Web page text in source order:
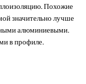
Похожие
значительно лучше
алюминиевыми.
в профиле.